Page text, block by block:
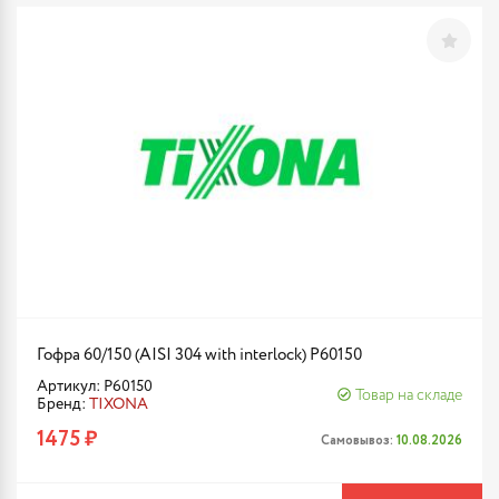
Гофра 60/150 (AISI 304 with interlock) P60150
Артикул: P60150
Бренд: TIXONA
Товар на складе
1475 ₽ Самовывоз: 10.08.2026